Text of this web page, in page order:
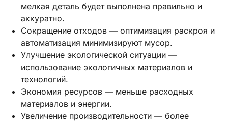
мелкая деталь будет выполнена правильно и
аккуратно.
Сокращение отходов — оптимизация раскроя и
автоматизация минимизируют мусор.
Улучшение экологической ситуации —
использование экологичных материалов и
технологий.
Экономия ресурсов — меньше расходных
материалов и энергии.
Увеличение производительности — более